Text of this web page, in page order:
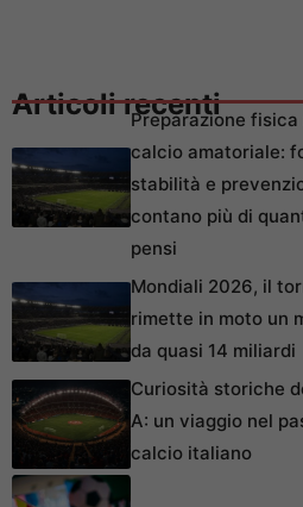
Articoli recenti
Preparazione fisica
calcio amatoriale:
stabilità e
contano più di
pensi
Mondiali 2026, il
rimette in moto un
da quasi 14 miliardi
Curiosità storiche
A: un viaggio nel
calcio italiano